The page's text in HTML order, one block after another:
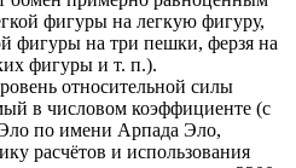
фигуры на легкую фигуру,
фигуры на три пешки, ферзя на
фигуры и т. п.).
относительной силы
в числовом коэффициенте (с
по имени Арпада Эло,
расчётов и использования